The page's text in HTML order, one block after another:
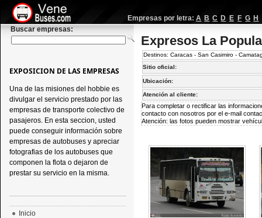
Empresas por letra: A B C D E F G H
Buscar empresas:
Expresos La
Destinos: Caracas - San Casimiro -
Sitio oficial:
Ubicación:
Atención al cliente:
Para completar o rectificar las
contacto con nosotros por el e-mail
Atención: las fotos pueden mostrar
EXPOSICION DE LAS EMPRESAS
Una de las misiones del hobbie es
divulgar el servicio prestado por las
empresas de transporte colectivo de
pasajeros. En esta seccion, usted
puede conseguir información sobre
empresas de autobuses y apreciar
fotografias de los autobuses que
componen la flota o dejaron de
prestar su servicio en la misma.
Inicio